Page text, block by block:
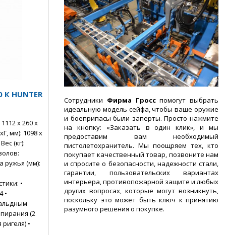
HUNTER
х 260 х
мм): 1098 х
(кг):
ружья (мм):
•
•
(2
•
Сотрудники Фирма Гросспомогут выбрать
идеальную модель сейфа, чтобы ваше оружие
и боеприпасы были заперты. Просто нажмите
на кнопку: «Заказать в один клик», и мы
предоставим вам необходимый
пистолетохранитель. Мы поощряем тех, кто
покупает качественный товар, позвоните нам
и спросите о безопасности, надежности стали,
гарантии, пользовательских вариантах
интерьера, противопожарной защите и любых
других вопросах, которые могут возникнуть,
поскольку это может быть ключ к принятию
разумного решения о покупке.